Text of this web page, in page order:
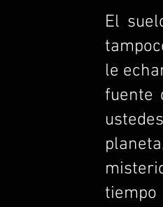
El
le
fuente